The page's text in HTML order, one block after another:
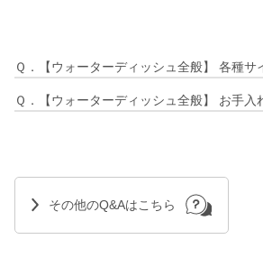
Ｑ．【ウォーターディッシュ全般】 各種サ
Ｑ．【ウォーターディッシュ全般】 お手入
その他のQ&Aはこちら